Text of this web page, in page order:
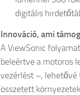
digitális
Innováció, ami
A ViewSonic
beleértve a motoros
vezérlést –, lehetővé
összetett